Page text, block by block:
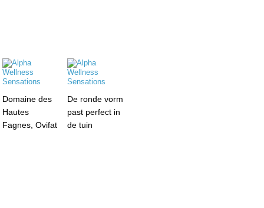
Domaine des
Hautes
Fagnes, Ovifat
De ronde vorm
past perfect in
de tuin